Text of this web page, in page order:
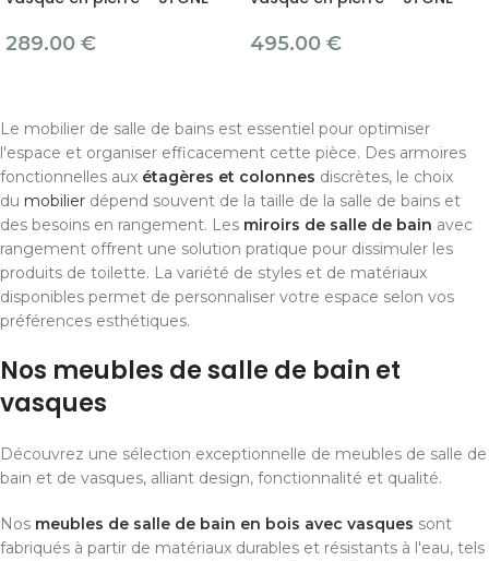
289.00 € 495.00 €
Le mobilier de salle de bains est essentiel pour optimiser
l'espace et organiser efficacement cette pièce. Des armoires
fonctionnelles aux étagères et colonnes discrètes, le choix
du mobilier dépend souvent de la taille de la salle de bains et
des besoins en rangement. Les miroirs de salle de bain avec
rangement offrent une solution pratique pour dissimuler les
produits de toilette. La variété de styles et de matériaux
disponibles permet de personnaliser votre espace selon vos
préférences esthétiques.
Nos meubles de salle de bain et
vasques
Découvrez une sélection exceptionnelle de meubles de salle de
bain et de vasques, alliant design, fonctionnalité et qualité.
Nos meubles de salle de bain en bois avec vasques sont
fabriqués à partir de matériaux durables et résistants à l'eau, tels